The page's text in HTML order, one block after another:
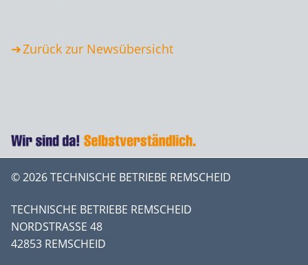
Zurück zur Newsübersicht
© 2026 TECHNISCHE BETRIEBE REMSCHEID
TECHNISCHE BETRIEBE REMSCHEID
NORDSTRASSE 48
42853 REMSCHEID